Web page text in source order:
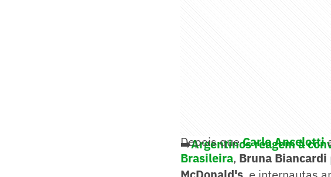
➡️Argentinos reagem à
Depois queCarlo Ancelotti
Brasileira, Bruna Biancardi